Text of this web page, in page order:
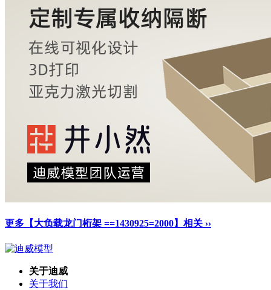
更多【大负载龙门桁架 ==1430925=2000】相关 ››
关于迪威
关于我们